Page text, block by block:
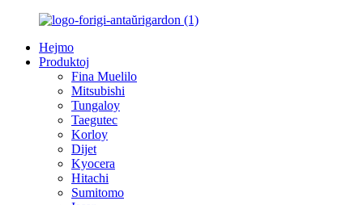
Hejmo
Produktoj
Fina Muelilo
Mitsubishi
Tungaloy
Taegutec
Korloy
Dijet
Kyocera
Hitachi
Sumitomo